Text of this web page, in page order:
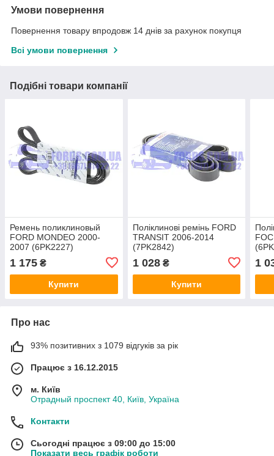
Умови повернення
Повернення товару впродовж 14 днів за рахунок покупця
Всі умови повернення
Подібні товари компанії
Ремень поликлиновый
FORD MONDEO 2000-
2007 (6PK2227)
(1120198/1S7Q6C301AA/1120198)
ORIGINAL
1 175 ₴
Купити
Поліклинові ремінь FORD
TRANSIT 2006-2014
(7PK2842)
(1440434/6C1Q6C301HC/
BOSCH
1 028₴
Купити
1
Про нас
93% позитивних з 1079 відгуків за рік
Працює з 16.12.2015
м. Київ
Отрадный проспект 40, Київ, Україна
Контакти
Сьогодні працює з 09:00 до 15:00
Показати весь графік роботи